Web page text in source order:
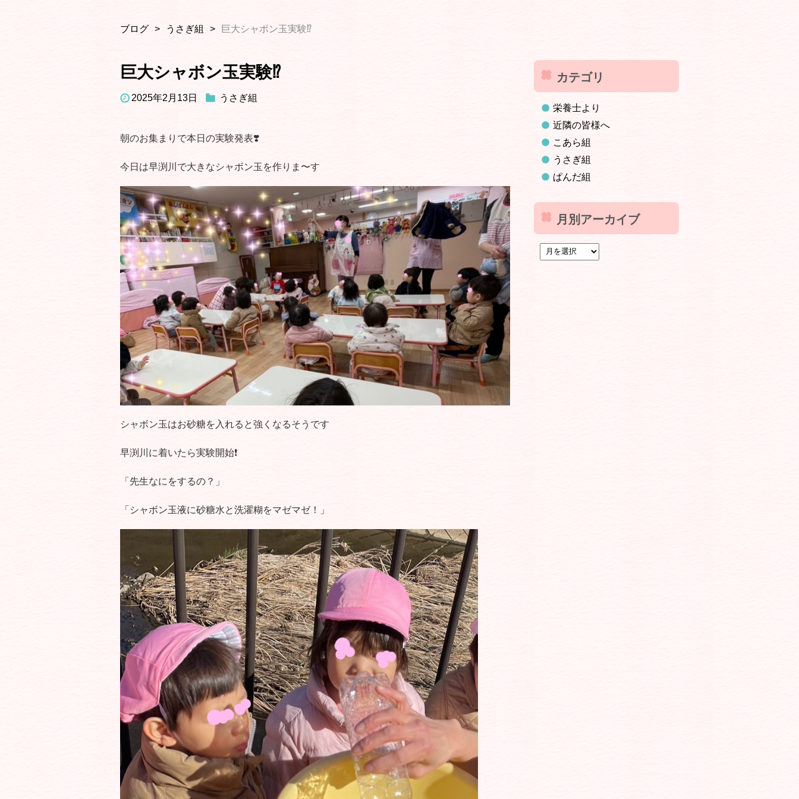
ブログ うさぎ組 巨大シャボン玉実験⁉️
巨大シャボン玉実験⁉️
2025年2月13日 うさぎ組
朝のお集まりで本日の実験発表❣️
今日は早渕川で大きなシャボン玉を作りま〜す
シャボン玉はお砂糖を入れると強くなるそうです
早渕川に着いたら実験開始❗️
「先生なにをするの？」
「シャボン玉液に砂糖水と洗濯糊をマゼマゼ！」
カテゴリ
栄養士より
近隣の皆様へ
こあら組
うさぎ組
ぱんだ組
月別アーカイブ